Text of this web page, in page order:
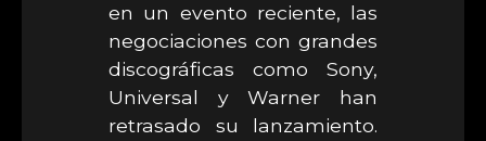
en un evento reciente, las
negociaciones con grandes
discográficas como Sony,
Universal y Warner han
retrasado su lanzamiento.